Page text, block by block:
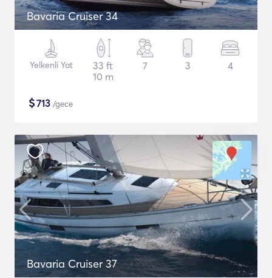
Bavaria Cruiser 34
Yelkenli Yat
33 ft
10 m
7 3 4
$713 /gece
Bavaria Cruiser 37